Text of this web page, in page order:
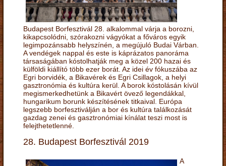
Budapest Borfesztivál 28. alkalommal várja a borozni,
kikapcsolódni, szórakozni vágyókat a főváros egyik
legimpozánsabb helyszínén, a megújuló Budai Várban.
A vendégek nappal és este is káprázatos panoráma
társaságában kóstolhatják meg a közel 200 hazai és
külföldi kiállító több ezer borát. Az idei év fókuszába az
Egri borvidék, a Bikavérek és Egri Csillagok, a helyi
gasztronómia és kultúra kerül. A borok kóstolásán kívül
megismerkedhetünk a Bikavért övező legendákkal,
hungarikum borunk készítésének titkaival. Európa
legszebb borfesztiválján a bor és kultúra találkozását
gazdag zenei és gasztronómiai kínálat teszi most is
felejthetetlenné.
28. Budapest Borfesztivál 2019
A